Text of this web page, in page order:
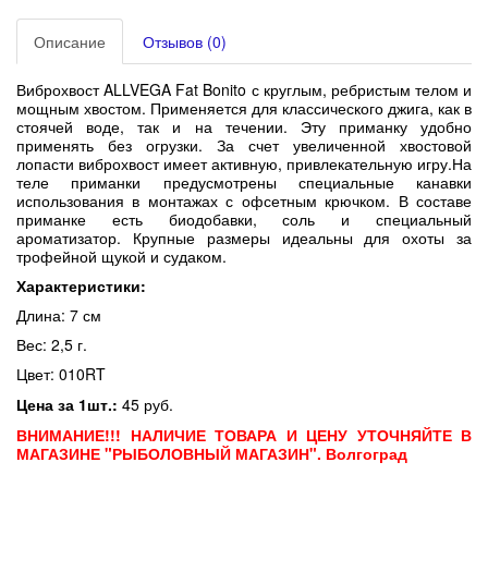
Описание Отзывов (0)
Виброхвост ALLVEGA Fat Bonito с круглым, ребристым телом и
мощным хвостом. Применяется для классического джига, как в
стоячей воде, так и на течении. Эту приманку удобно
применять без огрузки. За счет увеличенной хвостовой
лопасти виброхвост имеет активную, привлекательную игру.На
теле приманки предусмотрены специальные канавки
использования в монтажах с офсетным крючком. В составе
приманке есть биодобавки, соль и специальный
ароматизатор. Крупные размеры идеальны для охоты за
трофейной щукой и судаком.
Характеристики:
Длина: 7 см
Вес: 2,5 г.
Цвет: 010RT
Цена за 1шт.: 45 руб.
ВНИМАНИЕ!!! НАЛИЧИЕ ТОВАРА И ЦЕНУ УТОЧНЯЙТЕ В
МАГАЗИНЕ "РЫБОЛОВНЫЙ МАГАЗИН". Волгоград